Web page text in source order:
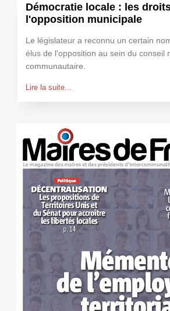
Démocratie locale : les
l'opposition municipale
Le législateur a reconnu un certain
élus de l'opposition au sein du conseil
communautaire.
Lire la suite...